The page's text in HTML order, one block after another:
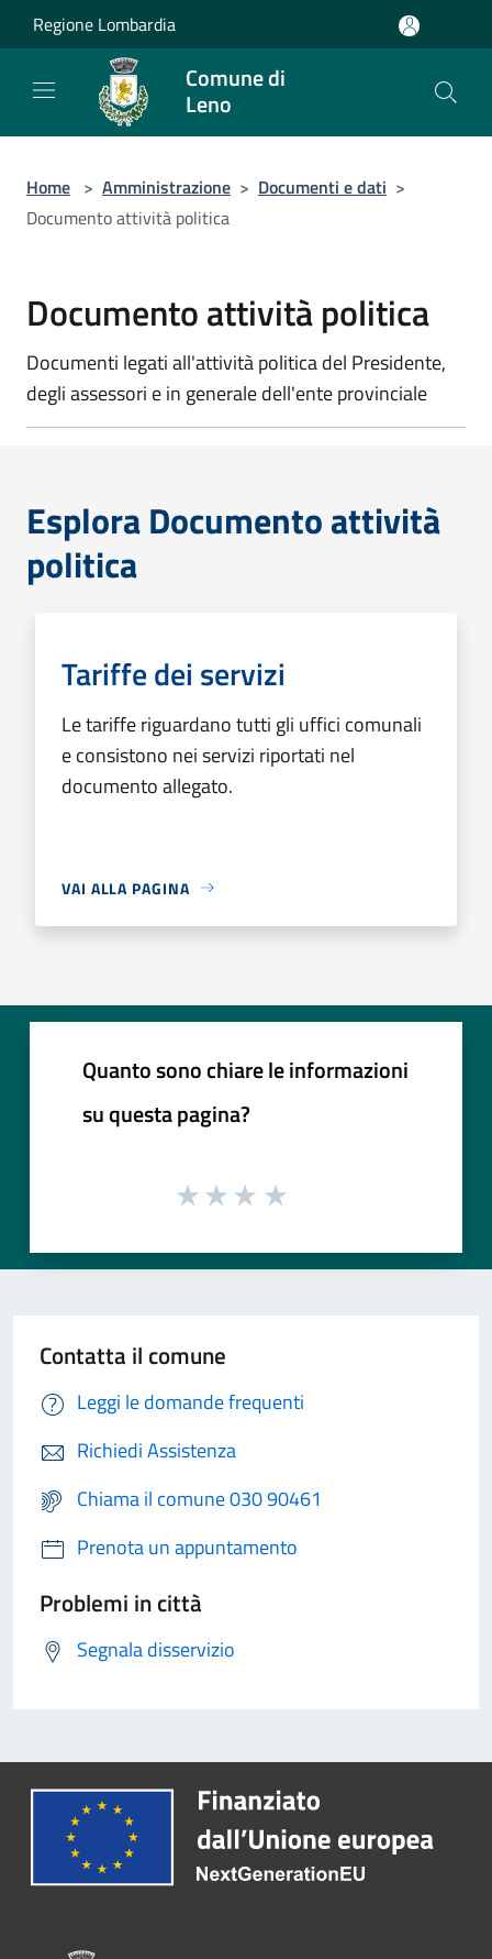
Salta al contenuto principale
Regione Lombardia
Comune di
Leno
Home > Amministrazione > Documenti e dati >
Documento attività politica
Documento attività politica
Documenti legati all'attività politica del Presidente,
degli assessori e in generale dell'ente provinciale
Esplora Documento attività
politica
Tariffe dei servizi
Le tariffe riguardano tutti gli uffici comunali
e consistono nei servizi riportati nel
documento allegato.
VAI ALLA PAGINA
Quanto sono chiare le informazioni
su questa pagina?
Contatta il comune
Leggi le domande frequenti
Richiedi Assistenza
Chiama il comune 030 90461
Prenota un appuntamento
Problemi in città
Segnala disservizio